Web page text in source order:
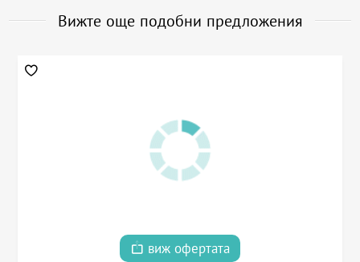
Вижте още подобни предложения
виж офертата